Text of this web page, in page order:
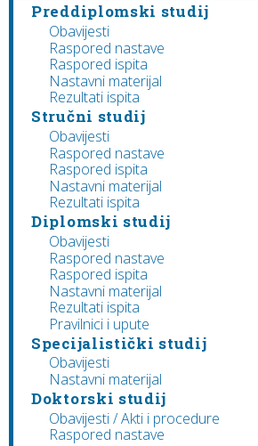
Preddiplomski studij
Obavijesti
Raspored nastave
Raspored ispita
Nastavni materijal
Rezultati ispita
Stručni studij
Obavijesti
Raspored nastave
Raspored ispita
Nastavni materijal
Rezultati ispita
Diplomski studij
Obavijesti
Raspored nastave
Raspored ispita
Nastavni materijal
Rezultati ispita
Pravilnici i upute
Specijalistički studij
Obavijesti
Nastavni materijal
Doktorski studij
Obavijesti / Akti i procedure
Raspored nastave